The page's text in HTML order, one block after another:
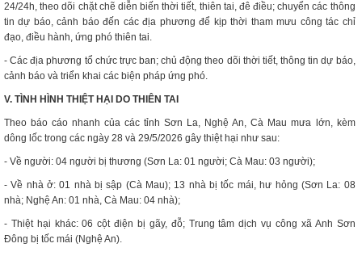
24/24h, theo dõi chặt chẽ diễn biến thời tiết, thiên tai, đê điều; chuyển các thông
tin dự báo, cảnh báo đến các địa phương để kịp thời tham mưu công tác chỉ
đạo, điều hành, ứng phó thiên tai.
- Các địa phương tổ chức trực ban; chủ động theo dõi thời tiết, thông tin dự báo,
cảnh báo và triển khai các biện pháp ứng phó.
V. TÌNH HÌNH THIỆT HẠI DO THIÊN TAI
Theo báo cáo nhanh của các tỉnh Sơn La, Nghệ An, Cà Mau mưa lớn, kèm
dông lốc trong các ngày 28 và 29/5/2026 gây thiệt hại như sau:
- Về người: 04 người bị thương (Sơn La: 01 người; Cà Mau: 03 người);
- Về nhà ở: 01 nhà bị sập (Cà Mau); 13 nhà bị tốc mái, hư hỏng (Sơn La: 08
nhà; Nghệ An: 01 nhà, Cà Mau: 04 nhà);
- Thiệt hại khác: 06 cột điện bị gãy, đỗ; Trung tâm dịch vụ công xã Anh Sơn
Đông bị tốc mái (Nghệ An).